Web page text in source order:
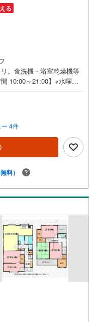
る
。食洗機・浴室乾燥機等
10:00～21:00】※水曜定
見学される場合は「室
タンよりご希望の日時を
ご案内が可能です。◎現
い時間帯もご案内が可
スタッフが物件詳細を丁寧
宅や最寄り駅等、ご指定
件のご紹介だけでなく住
8000棟以上の限定物件を
ら出会える物件が多数ご
ご相談ください！※限定物
た数社でのみご紹介可能
プメントの物件
4件
料）